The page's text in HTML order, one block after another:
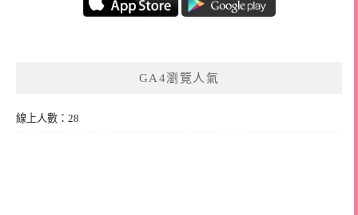
GA4瀏覽人氣
線上人數：28